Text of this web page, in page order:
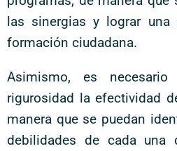
las sinergias y lograr
formación ciudadana.
Asimismo, es
rigurosidad la efectividad
manera que se puedan
debilidades de cada